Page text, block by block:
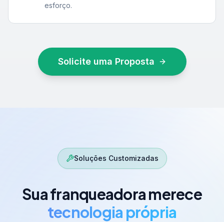
esforço.
Solicite uma Proposta
Soluções Customizadas
Sua franqueadora merece
tecnologia própria